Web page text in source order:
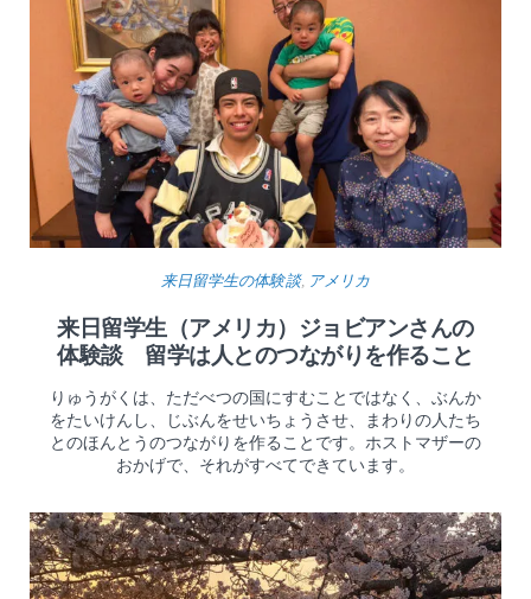
来日留学生の体験談, アメリカ
来日留学生（アメリカ）ジョビアンさんの
体験談 留学は人とのつながりを作ること
りゅうがくは、ただべつの国にすむことではなく、ぶんか
をたいけんし、じぶんをせいちょうさせ、まわりの人たち
とのほんとうのつながりを作ることです。ホストマザーの
おかげで、それがすべてできています。